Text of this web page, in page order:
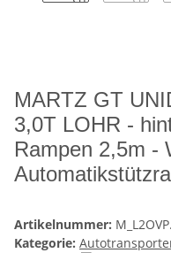
MARTZ GT
3,0T LOHR -
Rampen 2,5m -
Artikelnummer:
Kategorie: